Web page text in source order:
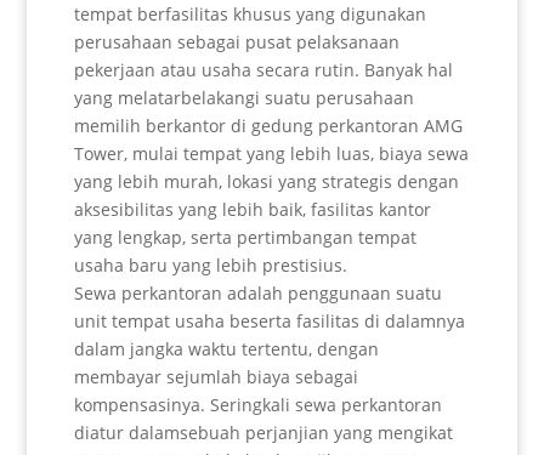
tempat berfasilitas khusus yang digunakan
perusahaan sebagai pusat pelaksanaan
pekerjaan atau usaha secara rutin. Banyak hal
yang melatarbelakangi suatu perusahaan
memilih berkantor di gedung perkantoran AMG
Tower, mulai tempat yang lebih luas, biaya sewa
yang lebih murah, lokasi yang strategis dengan
aksesibilitas yang lebih baik, fasilitas kantor
yang lengkap, serta pertimbangan tempat
usaha baru yang lebih prestisius.
Sewa perkantoran adalah penggunaan suatu
unit tempat usaha beserta fasilitas di dalamnya
dalam jangka waktu tertentu, dengan
membayar sejumlah biaya sebagai
kompensasinya. Seringkali sewa perkantoran
diatur dalamsebuah perjanjian yang mengikat